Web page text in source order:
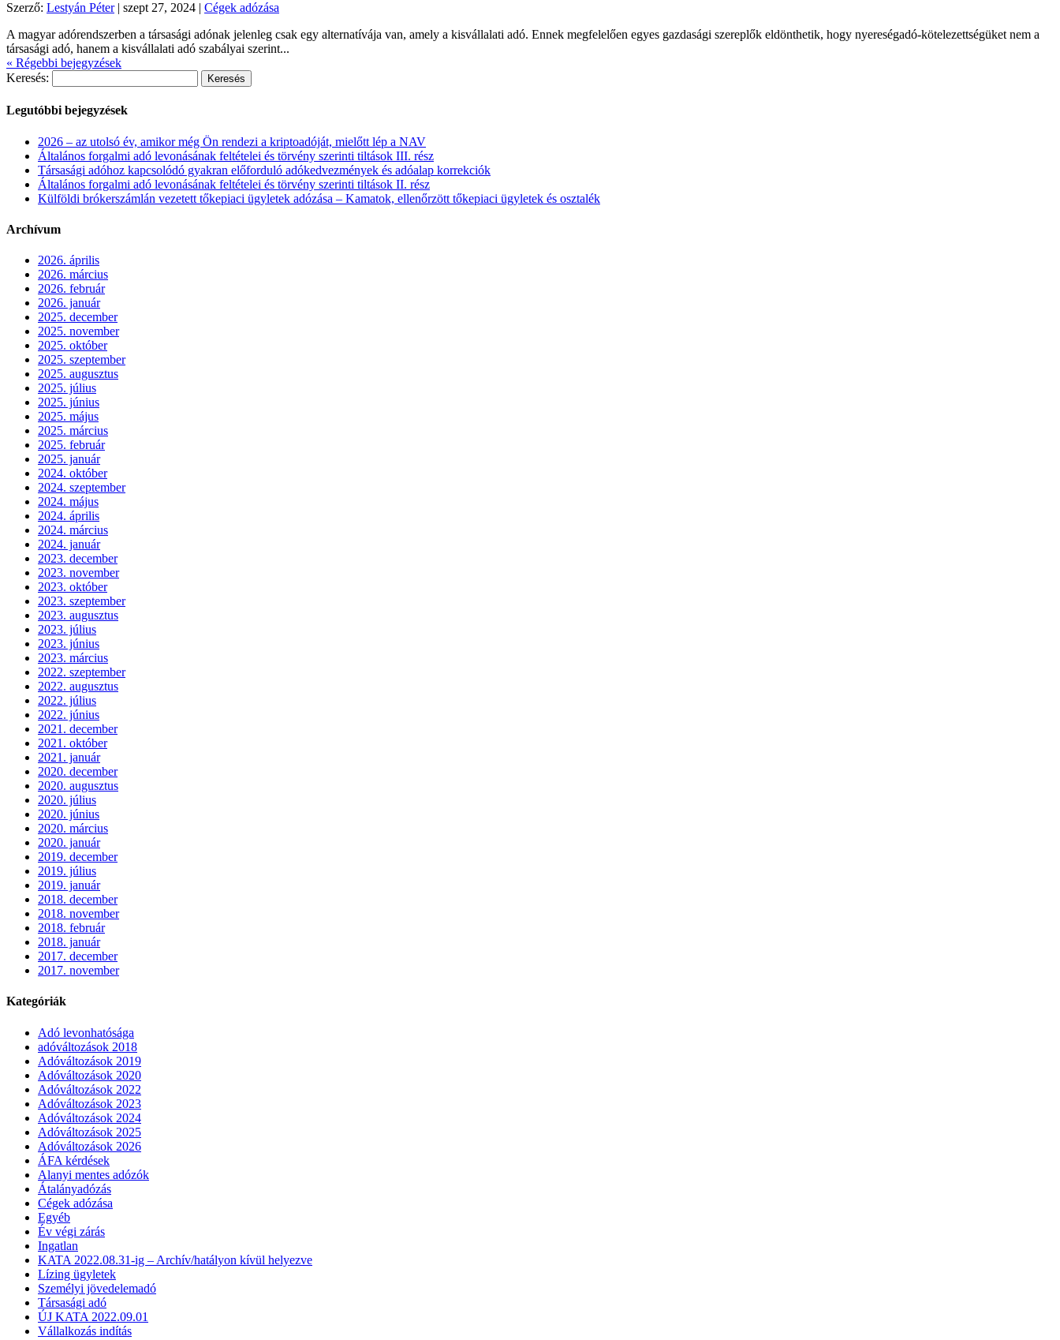
Szerző: Lestyán Péter| szept 27, 2024 | Cégek adózása
A magyar adórendszerben a társasági adónak jelenleg csak egy alternatívája van, amely a kisvállalati adó. Ennek megfelelően egyes gazdasági szereplők eldönthetik, hogy nyereségadó-kötelezettségüket nem a
társasági adó, hanem a kisvállalati adó szabályai szerint...
« Régebbi bejegyzések
Keresés:
Legutóbbi bejegyzések
2026 – az utolsó év, amikor még Ön rendezi a kriptoadóját, mielőtt lép a NAV
Általános forgalmi adó levonásának feltételei és törvény szerinti tiltások III. rész
Társasági adóhoz kapcsolódó gyakran előforduló adókedvezmények és adóalap korrekciók
Általános forgalmi adó levonásának feltételei és törvény szerinti tiltások II. rész
Külföldi brókerszámlán vezetett tőkepiaci ügyletek adózása – Kamatok, ellenőrzött tőkepiaci ügyletek és osztalék
Archívum
2026. április
2026. március
2026. február
2026. január
2025. december
2025. november
2025. október
2025. szeptember
2025. augusztus
2025. július
2025. június
2025. május
2025. március
2025. február
2025. január
2024. október
2024. szeptember
2024. május
2024. április
2024. március
2024. január
2023. december
2023. november
2023. október
2023. szeptember
2023. augusztus
2023. július
2023. június
2023. március
2022. szeptember
2022. augusztus
2022. július
2022. június
2021. december
2021. október
2021. január
2020. december
2020. augusztus
2020. július
2020. június
2020. március
2020. január
2019. december
2019. július
2019. január
2018. december
2018. november
2018. február
2018. január
2017. december
2017. november
Kategóriák
Adó levonhatósága
adóváltozások 2018
Adóváltozások 2019
Adóváltozások 2020
Adóváltozások 2022
Adóváltozások 2023
Adóváltozások 2024
Adóváltozások 2025
Adóváltozások 2026
ÁFA kérdések
Alanyi mentes adózók
Átalányadózás
Cégek adózása
Egyéb
Év végi zárás
Ingatlan
KATA 2022.08.31-ig – Archív/hatályon kívül helyezve
Lízing ügyletek
Személyi jövedelemadó
Társasági adó
ÚJ KATA 2022.09.01
Vállalkozás indítás